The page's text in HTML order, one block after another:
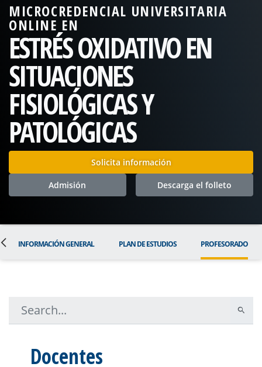
MICROCREDENCIAL UNIVERSITARIA
ONLINE EN
ESTRÉS OXIDATIVO EN
SITUACIONES
FISIOLÓGICAS Y
PATOLÓGICAS
Solicita información
Admisión Descarga el folleto
INFORMACIÓN GENERAL PLAN DE ESTUDIOS PROFESORADO
Docentes